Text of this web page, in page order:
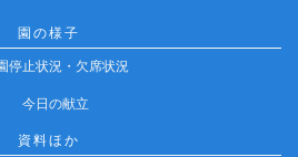
園の様子
停止状況・欠席状況
今日の献立
資料ほか